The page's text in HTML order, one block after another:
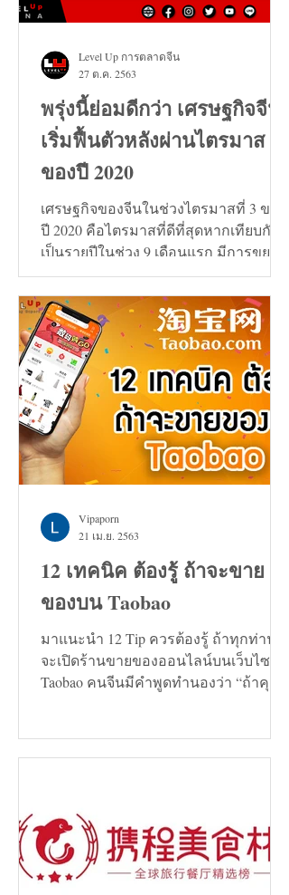
พรุ่งนี้ย่อมดีกว่า เศรษฐกิจจีน
เริ่มฟื้นตัวหลังผ่านไตรมาส 3
ของปี 2020
เศรษฐกิจของจีนในช่วงไตรมาสที่ 3 ของ
ปี 2020 คือไตรมาสที่ดีที่สุดหากเทียบกัน
เป็นรายปีในช่วง 9 เดือนแรก มีการขยาย
ตัวเพิ่มขึ้น 0.7%
Level Up การตลาดจีน
27 ต.ค. 2563
12 เทคนิค ต้องรู้ ถ้าจะขาย
ของบน Taobao
มาแนะนำ 12 Tip ควรต้องรู้ ถ้าทุกท่าน
จะเปิดร้านขายของออนไลน์บนเว็บไซต์
Taobao คนจีนมีคำพูดทำนองว่า “ถ้าคุณ
Vipaporn
21 เม.ย. 2563